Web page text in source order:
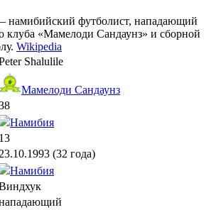
футболист, нападающий
клуба «Мамелоди Сандаунз» и сборной
Wikipedia
Shalulile
Мамелоди Сандаунз
Намибия
13
23.10.1993 (32 года)
Намибия